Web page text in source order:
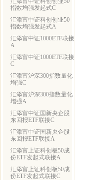
指数增强发起式C
汇添富中证科创创业50
指数增强发起式A
汇添富中证1000ETF联接
A
汇添富中证1000ETF联接
C
汇添富沪深300指数量化
增强C
汇添富沪深300指数量化
增强A
汇添富中证国新央企股
东回报ETF联接C
汇添富中证国新央企股
东回报ETF联接A
汇添富上证科创板50成
份ETF发起式联接A
汇添富上证科创板50成
份ETF发起式联接C